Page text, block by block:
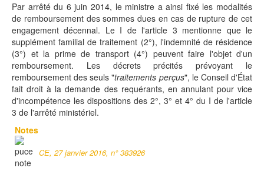
Par arrêté du 6 juin 2014, le ministre a ainsi fixé les modalités
de remboursement des sommes dues en cas de rupture de cet
engagement décennal. Le I de l'article 3 mentionne que le
supplément familial de traitement (2°), l'indemnité de résidence
(3°) et la prime de transport (4°) peuvent faire l'objet d'un
remboursement. Les décrets précités prévoyant le
remboursement des seuls "traitements perçus", le Conseil d'État
fait droit à la demande des requérants, en annulant pour vice
d'incompétence les dispositions des 2°, 3° et 4° du I de l'article
3 de l'arrêté ministériel.
Notes
CE, 27 janvier 2016, n° 383926